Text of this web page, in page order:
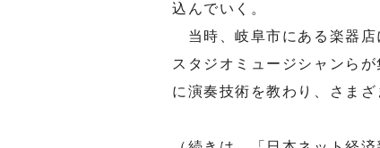
込んでいく。
当時、岐阜市にある楽器店
スタジオミュージシャンら
に演奏技術を教わり、さま